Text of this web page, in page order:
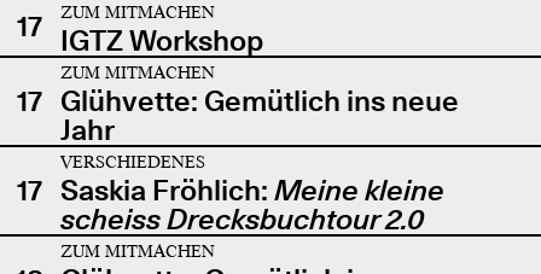
17
ZUM MITMACHEN
IGTZ Workshop
17
ZUM MITMACHEN
Glühvette: Gemütlich ins neue
Jahr
17
VERSCHIEDENES
Saskia Fröhlich: Meine kleine
scheiss Drecksbuchtour 2.0
ZUM MITMACHEN